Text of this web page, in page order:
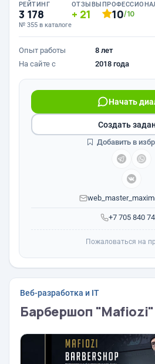
РЕЙТИНГ
3 178
№ 355 в каталоге
ОТЗЫВЫ
21 10/10
Опыт работы
8 лет
На сайте с
2018 года
+7 705 840
Начать
Создать
Добавить в
Пожаловаться на
Веб-разработка и IT
Барбершоп "Mafiozi"